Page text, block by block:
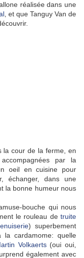
réalisée dans une
, et que Tanguy Van de
la cour de la ferme, en
par la
oeil en cuisine pour
échanger, dans une
la bonne humeur nous
bouche qui nous
le rouleau de truite
) superbement
cardamome: quelle
Volkaerts(oui oui,
également avec